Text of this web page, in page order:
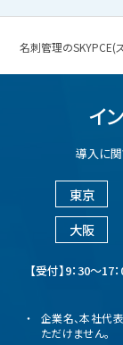
名刺管理のSKYPCE(
イ
導入に関
東京
大阪
【受付】9：30～
企業名、本社代
ただけません。